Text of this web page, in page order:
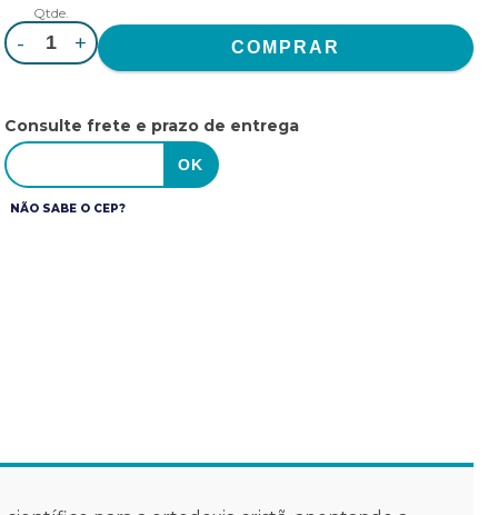
Qtde.
- +
Consulte frete e prazo de entrega
NÃO SABE O CEP?